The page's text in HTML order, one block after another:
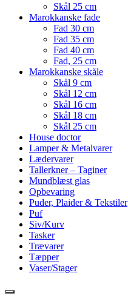
Skål 25 cm
Marokkanske fade
Fad 30 cm
Fad 35 cm
Fad 40 cm
Fad, 25 cm
Marokkanske skåle
Skål 9 cm
Skål 12 cm
Skål 16 cm
Skål 18 cm
Skål 25 cm
House doctor
Lamper & Metalvarer
Lædervarer
Tallerkner – Taginer
Mundblæst glas
Opbevaring
Puder, Plaider & Tekstiler
Puf
Siv/Kurv
Tasker
Trævarer
Tæpper
Vaser/Stager